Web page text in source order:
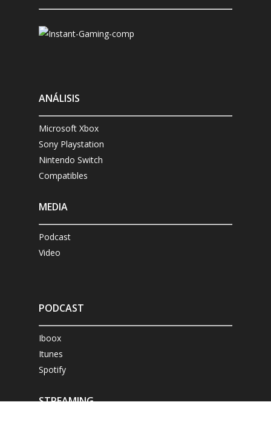
ANÁLISIS
Microsoft Xbox
Sony Playstation
Nintendo Switch
Compatibles
MEDIA
Podcast
Video
PODCAST
Iboox
Itunes
Spotify
STREAMING